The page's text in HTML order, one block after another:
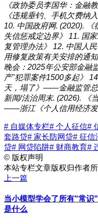
《政协委员李国华：金融
《违规垂钓、手机欠费纳
10. 中国政府网. (2020).
失信惩戒定边界》
11. 国
复管理办法》
12. 中国人
用修复政策有关安排的通知
晚会：2025年公安部金融
产"犯罪案件1500多起》
天，塌了》——金融监管
新闻/法治周末. (2026). 《
——浙江《个人信用经济发
# 自媒体专栏# 个人征信#
套路贷# 家长防网贷# 征信
贷# 网贷陷阱# 财商教育#
© 版权声明
本站专栏文章版权归作者
上一篇
当小模型学会了所有"常识
是什么